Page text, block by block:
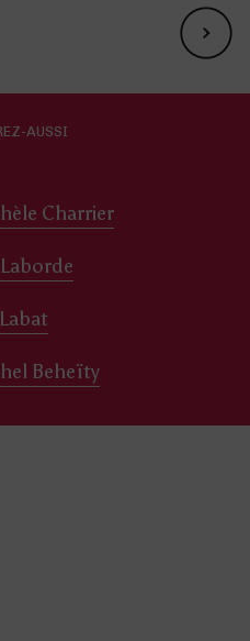
AUSSI
Charrier
Beheïty